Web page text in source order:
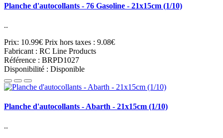
Planche d'autocollants - 76 Gasoline - 21x15cm (1/10)
..
Prix: 10.99€ Prix hors taxes : 9.08€
Fabricant : RC Line Products
Référence : BRPD1027
Disponibilité : Disponible
Planche d'autocollants - Abarth - 21x15cm (1/10)
..